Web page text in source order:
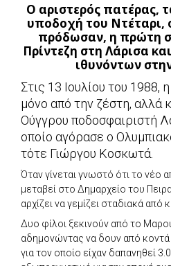
Ο αριστερός πατέρας,
υποδοχή του Ντέταρι,
πρόδωσαν, η πρώτη
Πρίντεζη στη Λάρισα
ιθυνόντων
Στις 13 Ιουλίου του 1988,
μόνο από την ζέστη, αλλά
Ούγγρου ποδοσφαιριστή
οποίο αγόρασε ο
τότε Γιώργου Κοσκωτά.
Όταν γίνεται γνωστό ότι το νέο
μεταβεί στο Δημαρχείο του
αρχίζει να γεμίζει σταδιακά από
Δυο φίλοι ξεκινούν από το
αδημονώντας να δουν από
για τον οποίο είχαν δαπανηθεί